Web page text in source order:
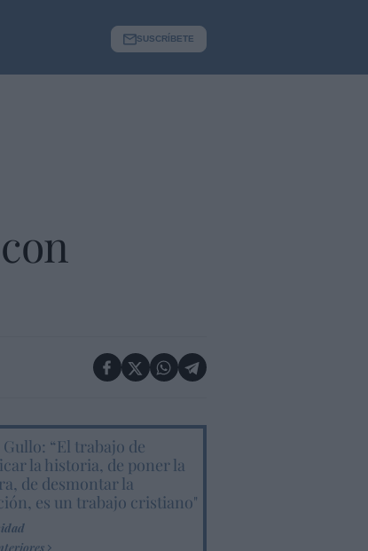
SUSCRÍBETE
“El trabajo de
la historia, de poner la
de desmontar la
es un trabajo cristiano"